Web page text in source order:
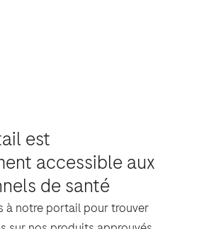
est
accessible aux
de santé
à notre portail pour trouver